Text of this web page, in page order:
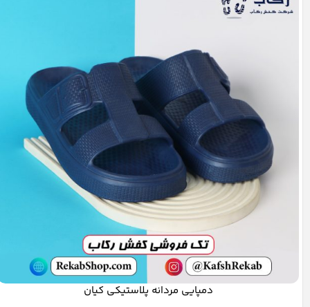
دمپایی مردانه پلاستیکی کیان